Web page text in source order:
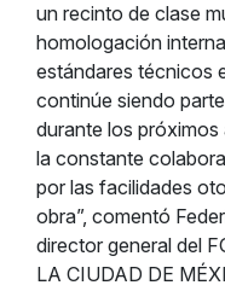
un recinto de clase
homologación
estándares técnicos
continúe siendo
durante los
la constante
por las facilidades
obra”, comentó
director general del
LA CIUDAD DE